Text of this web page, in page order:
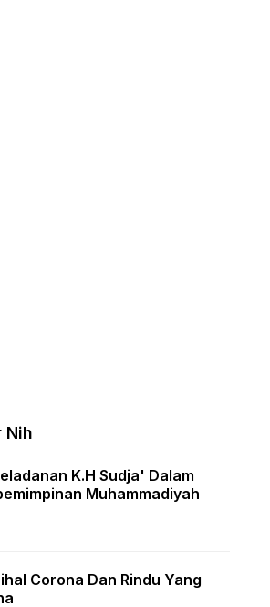
Nih
K.H Sudja' Dalam
Muhammadiyah
Corona Dan Rindu Yang